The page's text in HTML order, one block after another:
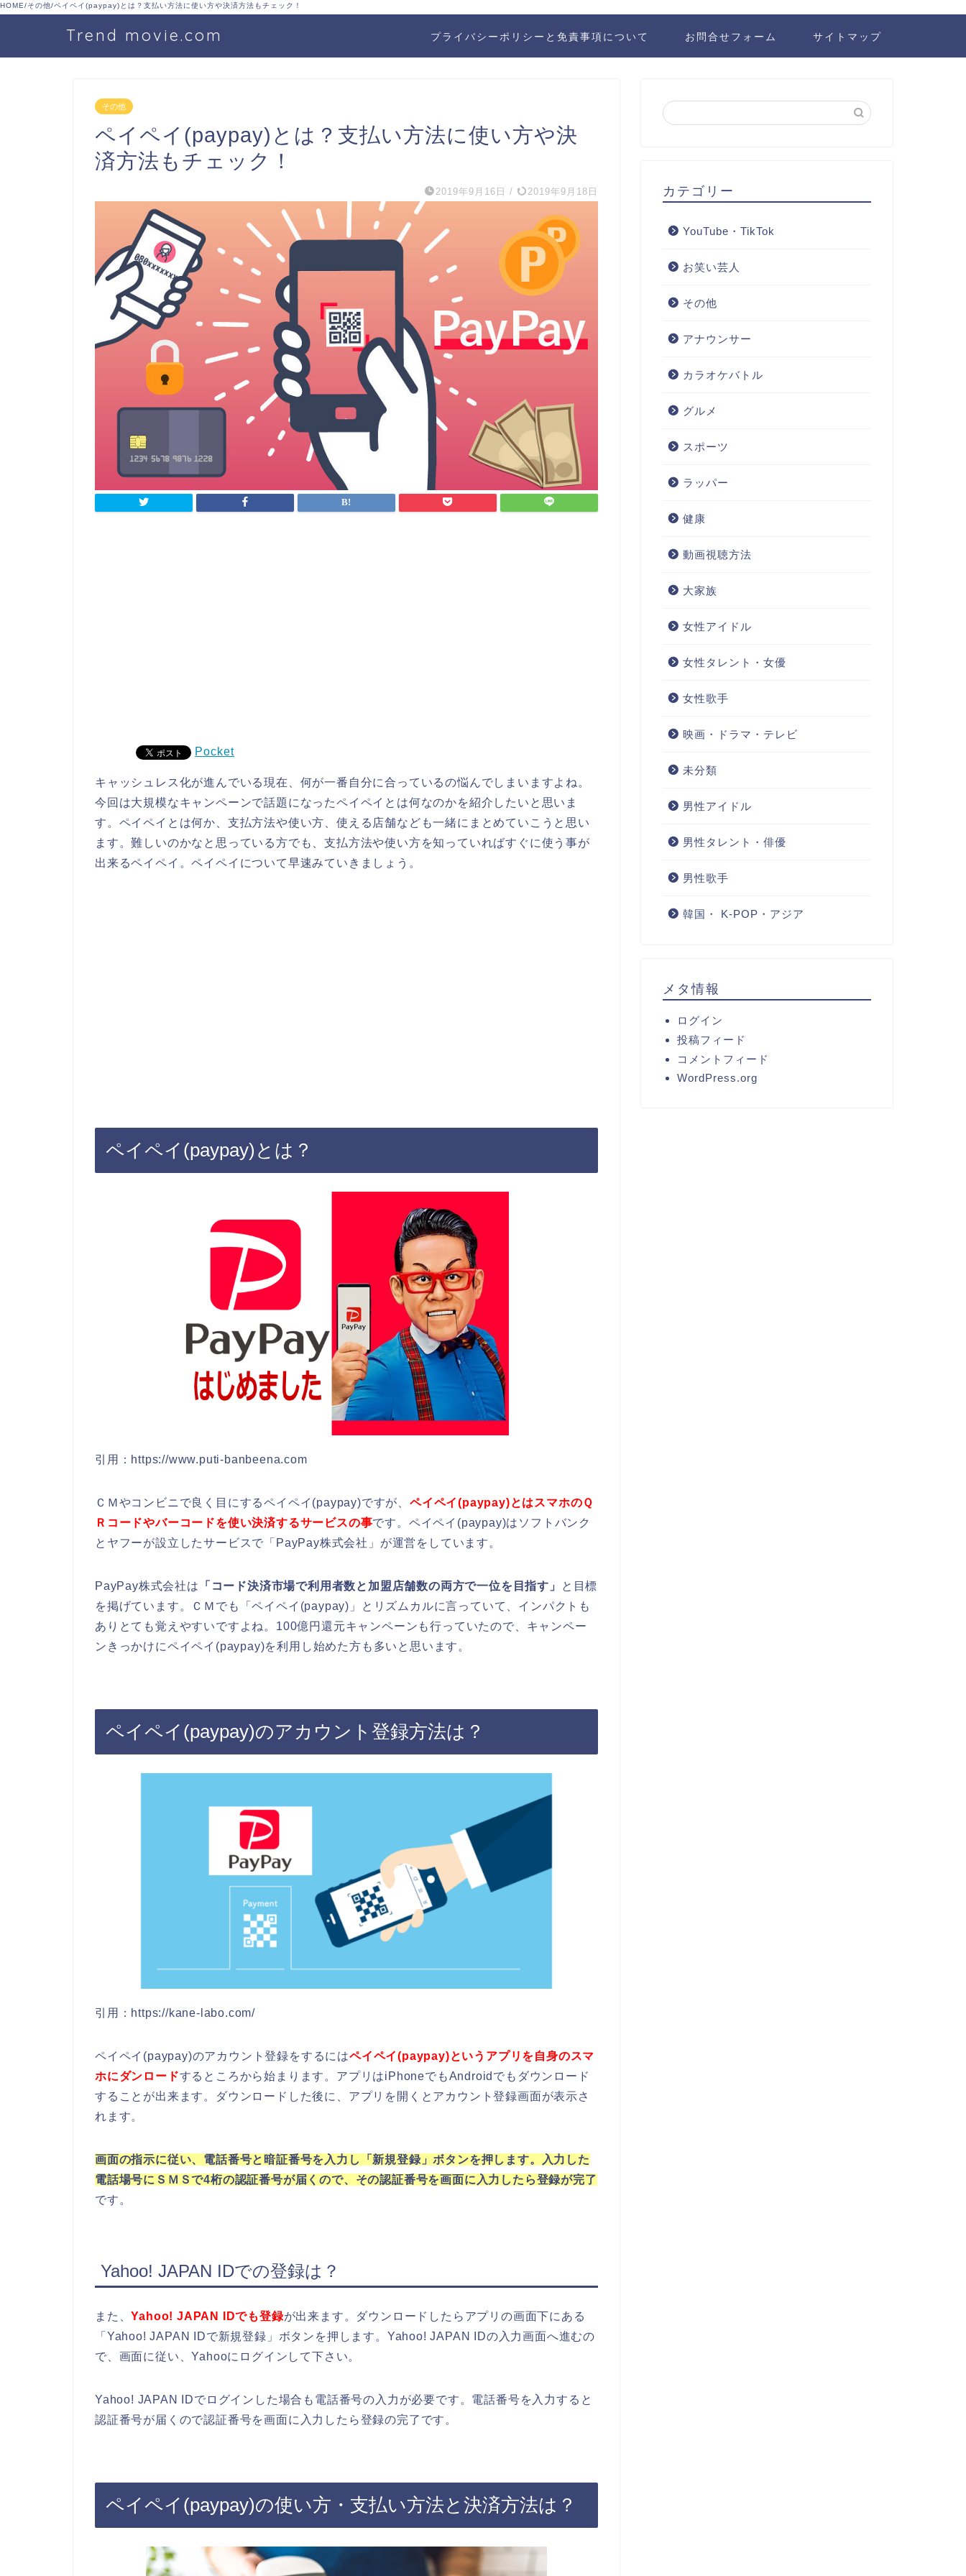
HOME/その他/ペイペイ(paypay)とは？支払い方法に使い方や決済方法もチェック！
Trend movie.com プライバシーポリシーと免責事項について お問合せフォーム サイトマップ
その他
ペイペイ(paypay)とは？支払い方法に使い方や決
済方法もチェック！
2019年9月16日 / 2019年9月18日
Pocket
キャッシュレス化が進んでいる現在、何が一番自分に合っているの悩んでしまいますよね。
今回は大規模なキャンペーンで話題になったペイペイとは何なのかを紹介したいと思いま
す。ペイペイとは何か、支払方法や使い方、使える店舗なども一緒にまとめていこうと思い
ます。難しいのかなと思っている方でも、支払方法や使い方を知っていればすぐに使う事が
出来るペイペイ。ペイペイについて早速みていきましょう。
ペイペイ(paypay)とは？
引用：https://www.puti-banbeena.com
ＣＭやコンビニで良く目にするペイペイ(paypay)ですが、 ペイペイ(paypay)とはスマホのＱ
Ｒコードやバーコードを使い決済するサービスの事です。ペイペイ(paypay)はソフトバンク
とヤフーが設立したサービスで「PayPay株式会社」が運営をしています。
PayPay株式会社は 「コード決済市場で利用者数と加盟店舗数の両方で一位を目指す」
と目標
を掲げています。ＣＭでも「ペイペイ(paypay)」とリズムカルに言っていて、インパクトも
ありとても覚えやすいですよね。100億円還元キャンペーンも行っていたので、キャンペー
ンきっかけにペイペイ(paypay)を利用し始めた方も多いと思います。
ペイペイ(paypay)のアカウント登録方法は？
引用：https://kane-labo.com/
ペイペイ(paypay)のアカウント登録をするにはペイペイ(paypay)というアプリを自身のスマ
ホにダンロードするところから始まります。アプリはiPhoneでもAndroidでもダウンロード
することが出来ます。ダウンロードした後に、アプリを開くとアカウント登録画面が表示さ
れます。
画面の指示に従い、電話番号と暗証番号を入力し「新規登録」ボタンを押します。入力した
電話場号にＳＭＳで4桁の認証番号が届くので、その認証番号を画面に入力したら登録が完了
です。
Yahoo! JAPAN IDでの登録は？
また、Yahoo! JAPAN IDでも登録が出来ます。ダウンロードしたらアプリの画面下にある
「Yahoo! JAPAN IDで新規登録」ボタンを押します。Yahoo! JAPAN IDの入力画面へ進むの
で、画面に従い、Yahooにログインして下さい。
Yahoo! JAPAN IDでログインした場合も電話番号の入力が必要です。電話番号を入力すると
認証番号が届くので認証番号を画面に入力したら登録の完了です。
ペイペイ(paypay)の使い方・支払い方法と決済方法は？
カテゴリー
YouTube・TikTok
お笑い芸人
その他
アナウンサー
カラオケバトル
グルメ
スポーツ
ラッパー
健康
動画視聴方法
大家族
女性アイドル
女性タレント・女優
女性歌手
映画・ドラマ・テレビ
未分類
男性アイドル
男性タレント・俳優
男性歌手
韓国・ K-POP・アジア
メタ情報
ログイン
投稿フィード
コメントフィード
WordPress.org